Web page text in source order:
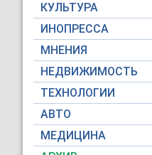
КУЛЬТУРА
ИНОПРЕССА
МНЕНИЯ
НЕДВИЖИМОСТЬ
ТЕХНОЛОГИИ
АВТО
МЕДИЦИНА